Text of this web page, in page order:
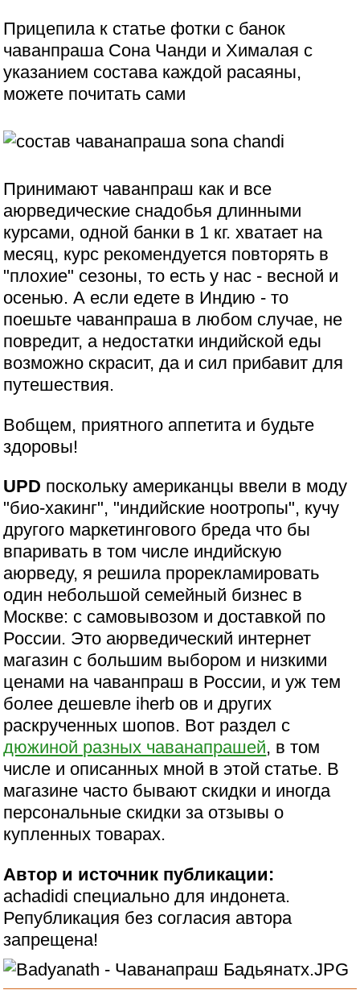
Прицепила к статье фотки с банок
чаванпраша Сона Чанди и Хималая с
указанием состава каждой расаяны,
можете почитать сами
Принимают чаванпраш как и все
аюрведические снадобья длинными
курсами, одной банки в 1 кг. хватает на
месяц, курс рекомендуется повторять в
"плохие" сезоны, то есть у нас - весной и
осенью. А если едете в Индию - то
поешьте чаванпраша в любом случае, не
повредит, а недостатки индийской еды
возможно скрасит, да и сил прибавит для
путешествия.
Вобщем, приятного аппетита и будьте
здоровы!
UPD поскольку американцы ввели в моду
"био-хакинг", "индийские ноотропы", кучу
другого маркетингового бреда что бы
впаривать в том числе индийскую
аюрведу, я решила прорекламировать
один небольшой семейный бизнес в
Москве: с самовывозом и доставкой по
России. Это аюрведический интернет
магазин с большим выбором и низкими
ценами на чаванпраш в России, и уж тем
более дешевле iherb ов и других
раскрученных шопов. Вот раздел с
дюжиной разных чаванапрашей, в том
числе и описанных мной в этой статье. В
магазине часто бывают скидки и иногда
персональные скидки за отзывы о
купленных товарах.
Автор и источник публикации:
achadidi специально для индонета.
Републикация без согласия автора
запрещена!